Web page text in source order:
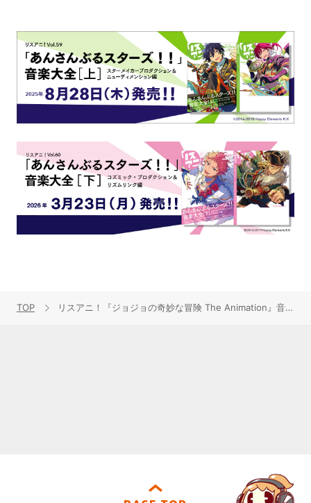
TOP リスアニ！『ジョジョの奇妙な冒険 The Animation』音楽大全